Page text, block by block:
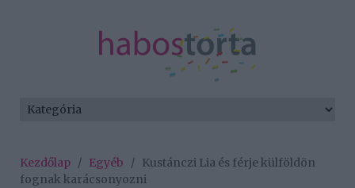
Kezdőlap / Egyéb / Kustánczi Lia és férje külföldön
fognak karácsonyozni